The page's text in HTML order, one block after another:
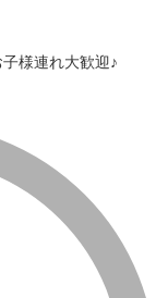
様連れ大歓迎♪